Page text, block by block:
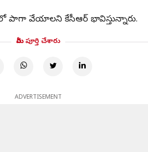
పాగా వేయాలని కేసీఆర్ భావిస్తున్నారు.
మీరు పూర్తి చేశారు
ADVERTISEMENT